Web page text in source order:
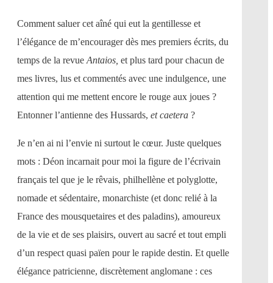
Comment saluer cet aîné qui eut la gentillesse et
l’élégance de m’encourager dès mes premiers écrits, du
temps de la revue Antaios, et plus tard pour chacun de
mes livres, lus et commentés avec une indulgence, une
attention qui me mettent encore le rouge aux joues ?
Entonner l’antienne des Hussards, et caetera ?
Je n’en ai ni l’envie ni surtout le cœur. Juste quelques
mots : Déon incarnait pour moi la figure de l’écrivain
français tel que je le rêvais, philhellène et polyglotte,
nomade et sédentaire, monarchiste (et donc relié à la
France des mousquetaires et des paladins), amoureux
de la vie et de ses plaisirs, ouvert au sacré et tout empli
d’un respect quasi païen pour le rapide destin. Et quelle
élégance patricienne, discrètement anglomane : ces